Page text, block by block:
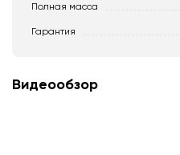
Полная масса
Гарантия
Видеообзор